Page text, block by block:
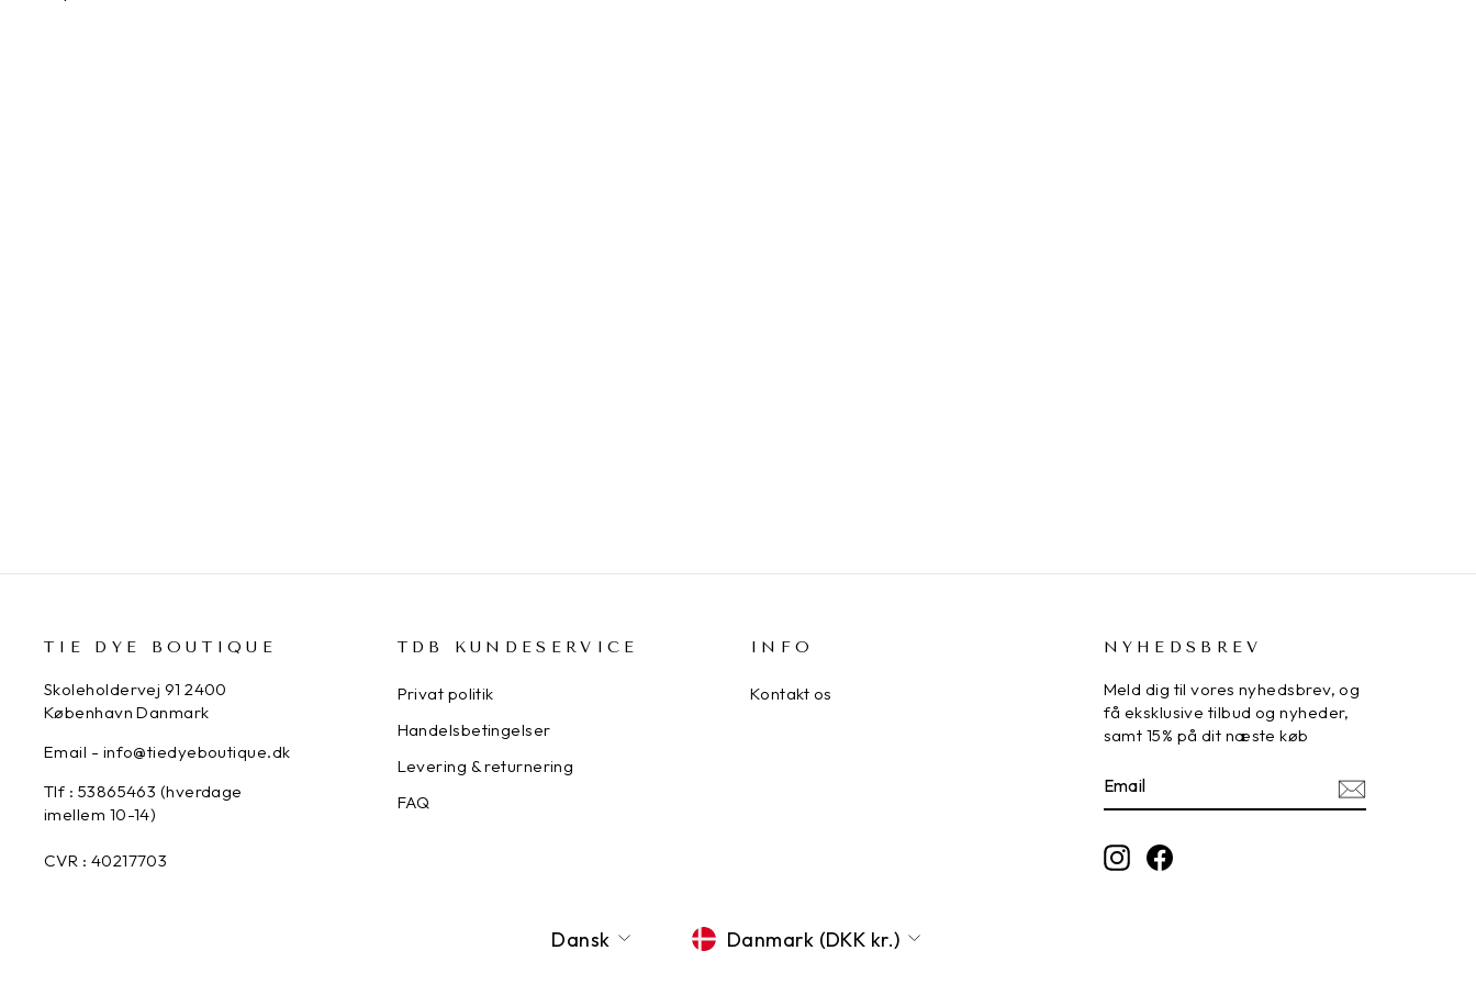
TIE DYE BOUTIQUE
Skoleholdervej 91 2400
København Danmark
Email - info@tiedyeboutique.dk
Tlf : 53865463 (hverdage
imellem 10-14)
CVR : 40217703
TDB KUNDESERVICE
Privat politik
Handelsbetingelser
Levering & returnering
FAQ
INFO
Kontakt os
NYHEDSBREV
Meld dig til vores nyhedsbrev, og
få eksklusive tilbud og nyheder,
samt 15% på dit næste køb
GODE
TILBUD
InstagramFacebook
SPROG
Dansk VALUTA
Danmark (DKK kr.)